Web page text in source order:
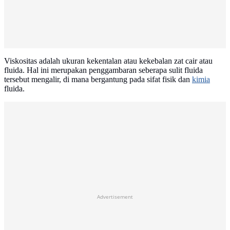
Viskositas adalah ukuran kekentalan atau kekebalan zat cair atau
fluida. Hal ini merupakan penggambaran seberapa sulit fluida
tersebut mengalir, di mana bergantung pada sifat fisik dan kimia
fluida.
Advertisement